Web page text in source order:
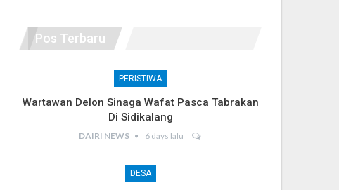
Pos Terbaru
PERISTIWA
Wartawan Delon Sinaga Wafat Pasca Tabrakan
Di Sidikalang
DAIRI NEWS 6 days lalu
DESA